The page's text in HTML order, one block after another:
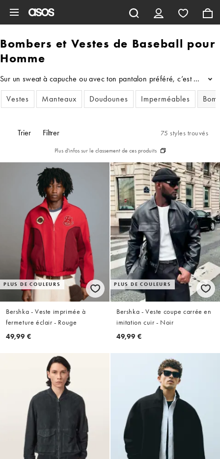
Bombers et Vestes de Baseball pour
Homme
Sur un sweat à capuche ou avec ton pantalon préféré, c’est...
Vestes
Manteaux Doudounes Imperméables
Trier Filtrer 75 styles trouvés
Plus d'infos sur le classement de ces produits
PLUS DE COULEURS
Bershka - Veste imprimée à
fermeture éclair - Rouge
49,99 €
PLUS DE COULEURS
Bershka - Veste coupe carrée en
imitation cuir - Noir
49,99 €